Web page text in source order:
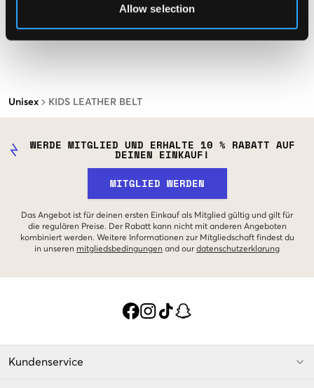
Allow selection
Unisex KIDS LEATHER BELT
WERDE MITGLIED UND ERHALTE 10 % RABATT AUF
DEINEN EINKAUF!
MITGLIED WERDEN
Das Angebot ist für deinen ersten Einkauf als Mitglied gültig und gilt für
die regulären Preise. Der Rabatt kann nicht mit anderen Angeboten
kombiniert werden. Weitere Informationen zur Mitgliedschaft findest du
in unseren mitgliedsbedingungen and our datenschutzerklarung
Kundenservice